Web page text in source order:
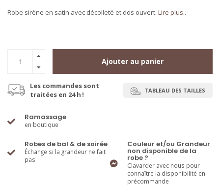
Robe sirène en satin avec décolleté et dos ouvert. Lire plus..
Ajouter au panier
Les commandes sont
traitées en 24 h !
TABLEAU DES TAILLES
Ramassage
en boutique
Robes de bal & de soirée
Échange si la grandeur ne fait
pas
Couleur et/ou Grandeur
non disponible de la
robe ?
Clavarder avec nous pour
connaître la disponibilité en
précommande